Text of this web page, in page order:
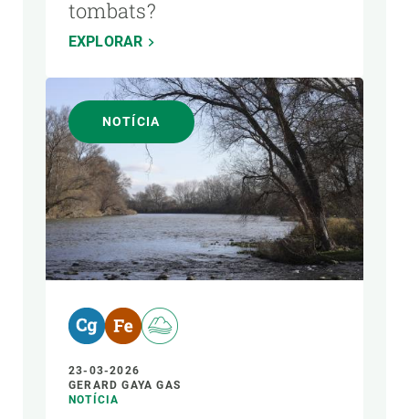
tombats?
EXPLORAR
NOTÍCIA
23-03-2026
GERARD GAYA GAS
NOTÍCIA